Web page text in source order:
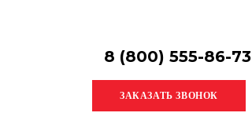
8 (800) 555-86-73